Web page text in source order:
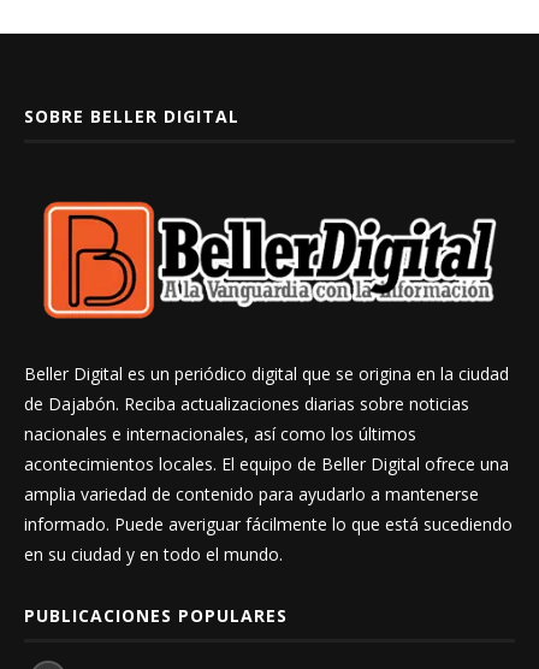
SOBRE BELLER DIGITAL
Beller Digital es un periódico digital que se origina en la ciudad
de Dajabón. Reciba actualizaciones diarias sobre noticias
nacionales e internacionales, así como los últimos
acontecimientos locales. El equipo de Beller Digital ofrece una
amplia variedad de contenido para ayudarlo a mantenerse
informado. Puede averiguar fácilmente lo que está sucediendo
en su ciudad y en todo el mundo.
PUBLICACIONES POPULARES